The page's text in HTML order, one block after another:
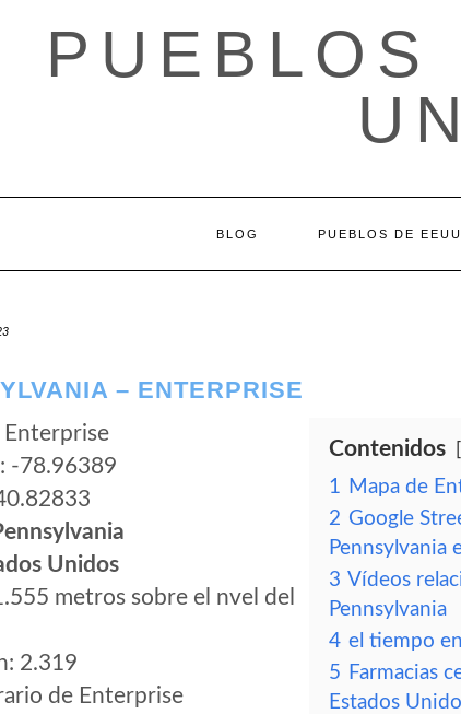
PUEBLOS
BLOG PUEBLOS DE EEUU
– ENTERPRISE
Enterprise
-78.96389
Unidos
metros sobre el nvel del
2.319
de Enterprise
Contenidos
1 Mapa de
2 Google
Pennsylvania
3 Vídeos
Pennsylvania
4 el tiempo
5 Farmacias
Estados